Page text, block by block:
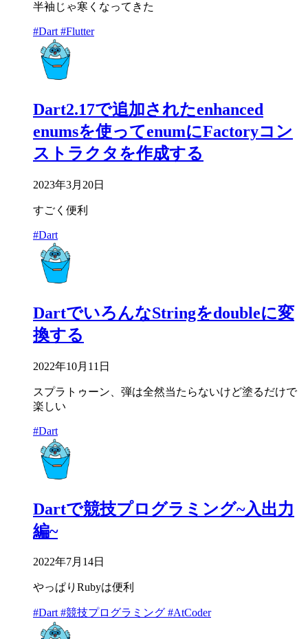
半袖じゃ寒くなってきた
#Dart #Flutter
Dart2.17で追加されたenhanced
enumsを使ってenumにFactoryコン
ストラクタを作成する
2023年3月20日
すごく便利
#Dart
DartでいろんなStringをdoubleに変
換する
2022年10月11日
スプラトゥーン、弾は全然当たらないけど塗るだけで
楽しい
#Dart
Dartで競技プログラミング~入出力
編~
2022年7月14日
やっぱりRubyは便利
#Dart#競技プログラミング #AtCoder